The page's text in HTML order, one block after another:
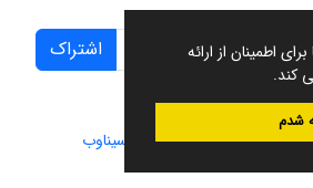
اطمینان از ارائه
کند.
شدم
اشتراک
علمی.طراحی و پیاده سازی از سیناوب